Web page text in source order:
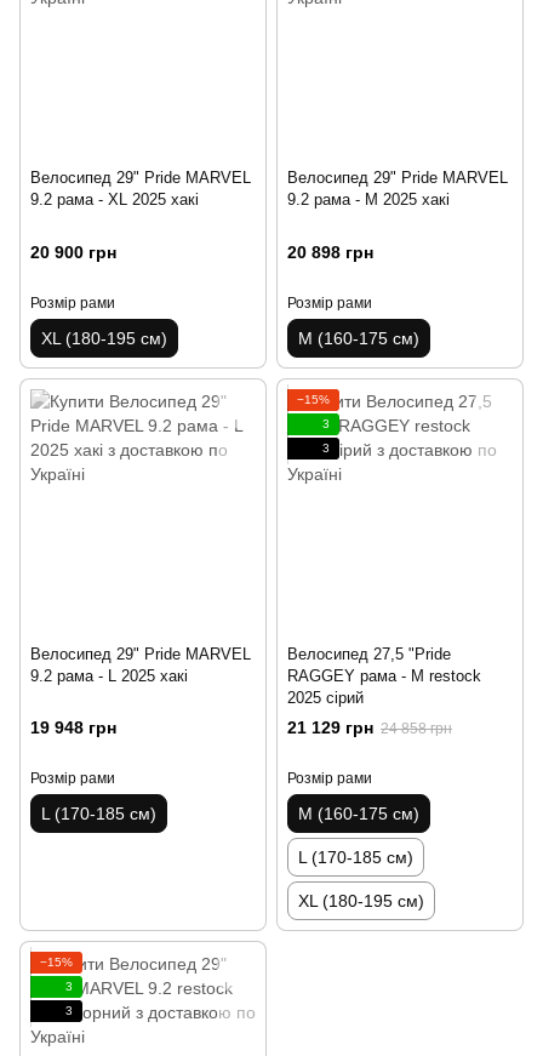
Велосипед 29" Pride MARVEL
9.2 рама - XL 2025 хакі
20 900 грн
Розмір рами
XL (180-195 см)
Велосипед 29" Pride MARVEL
9.2 рама - M 2025 хакі
20 898 грн
Розмір рами
M (160-175 см)
Велосипед 29" Pride MARVEL
9.2 рама - L 2025 хакі
19 948 грн
Розмір рами
L (170-185 см)
−15%
3
3
Велосипед 27,5 "Pride
RAGGEY рама - M restock
2025 сірий
21 129 грн 24 858 грн
Розмір рами
M (160-175 см)
L (170-185 см)
XL (180-195 см)
−15%
3
3